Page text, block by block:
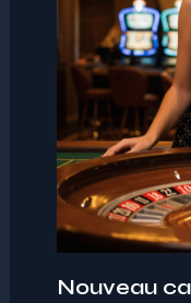
Nouveau